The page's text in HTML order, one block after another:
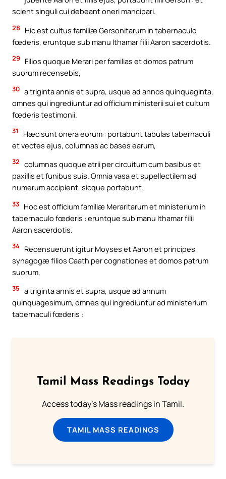
scient singuli cui debeant oneri mancipari.
28
Hic est cultus familiæ Gersonitarum in tabernaculo
fœderis, eruntque sub manu Ithamar filii Aaron sacerdotis.
29
Filios quoque Merari per familias et domos patrum
suorum recensebis,
30 a triginta annis et supra, usque ad annos quinquaginta,
omnes qui ingrediuntur ad officium ministerii sui et cultum
fœderis testimonii.
31
Hæc sunt onera eorum : portabunt tabulas tabernaculi
et vectes ejus, columnas ac bases earum,
32 columnas quoque atrii per circuitum cum basibus et
paxillis et funibus suis. Omnia vasa et supellectilem ad
numerum accipient, sicque portabunt.
33 Hoc est officium familiæ Meraritarum et ministerium in
tabernaculo fœderis : eruntque sub manu Ithamar filii
Aaron sacerdotis.
34 Recensuerunt igitur Moyses et Aaron et principes
synagogæ filios Caath per cognationes et domos patrum
suorum,
35 a triginta annis et supra, usque ad annum
quinquagesimum, omnes qui ingrediuntur ad ministerium
tabernaculi fœderis :
Tamil Mass Readings Today
Access today's Mass readings in Tamil.
TAMIL MASS READINGS